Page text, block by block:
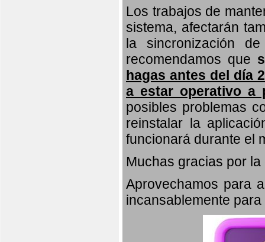
Los trabajos de
sistema, afectarán
la sincronización
recomendamos que s
hagas antes del día
a estar operativo a
posibles problemas
reinstalar la
funcionará durante el
Muchas gracias por
Aprovechamos para
incansablemente